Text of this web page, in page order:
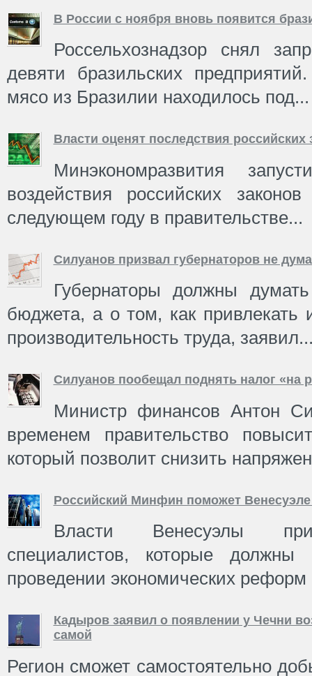
В России с ноября вновь появится
Россельхознадзор снял
девяти бразильских
мясо из Бразилии находилось под...
Власти оценят последствия российских
Минэкономразвития
воздействия российских
следующем году в правительстве...
Силуанов призвал губернаторов не
Губернаторы должны
бюджета, а о том, как привлекать
производительность труда,
Силуанов пообещал поднять налог «на
Министр финансов Антон
временем правительство
который позволит снизить
Российский Минфин поможет Венесуэле
Власти Венесуэлы
специалистов, которые
проведении экономических
Кадыров заявил о появлении у Чечни
самой
Регион сможет самостоятельно